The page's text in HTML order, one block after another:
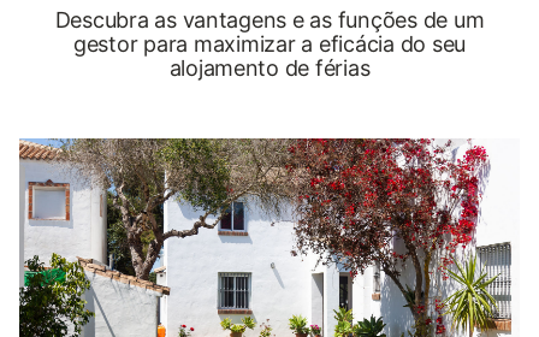
Descubra as vantagens e as funções de um
gestor para maximizar a eficácia do seu
alojamento de férias